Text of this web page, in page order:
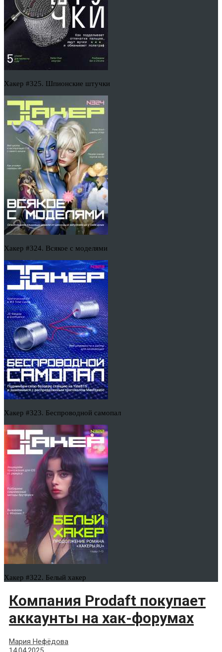
Хакер #325. Шпионские штучки
Хакер #324. Всякое с моделями
Хакер #323. Беспроводной самопал
Хакер #322. Белый хакер
Компания Prodaft покупает
аккаунты на хак-форумах
Мария Нефёдова